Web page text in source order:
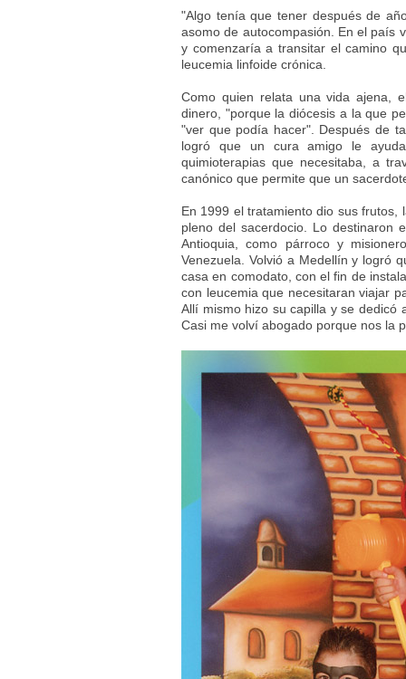
"Algo tenía que tener después de
asomo de autocompasión. En el país
y comenzaría a transitar el camino
leucemia linfoide crónica.
Como quien relata una vida ajena,
dinero, "porque la diócesis a la que
"ver que podía hacer". Después de
logró que un cura amigo le
quimioterapias que necesitaba, a
canónico que permite que un
En 1999 el tratamiento dio sus frutos,
pleno del sacerdocio. Lo destinaron
Antioquia, como párroco y
Venezuela. Volvió a Medellín y logró
casa en comodato, con el fin de
con leucemia que necesitaran viajar
Allí mismo hizo su capilla y se dedicó
Casi me volví abogado porque nos la